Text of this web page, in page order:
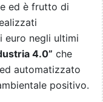
ed è frutto di
euro negli ultimi
4.0” che
automatizzato
positivo.